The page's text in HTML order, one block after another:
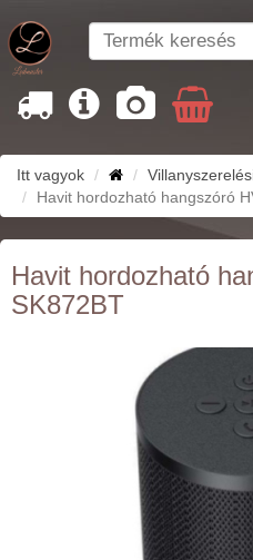
Itt vagyok
Havit hordozható hangszóró
Havit hordozható
SK872BT